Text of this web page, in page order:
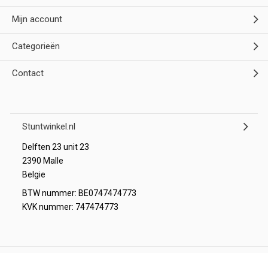
Mijn account
Categorieën
Contact
Stuntwinkel.nl
Delften 23 unit 23
2390 Malle
Belgie
BTW nummer: BE0747474773
KVK nummer: 747474773